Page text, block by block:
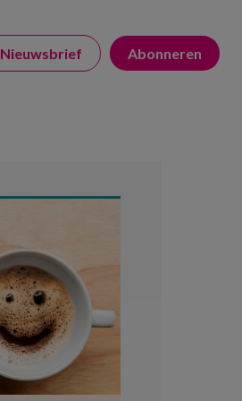
Nieuwsbrief Abonneren